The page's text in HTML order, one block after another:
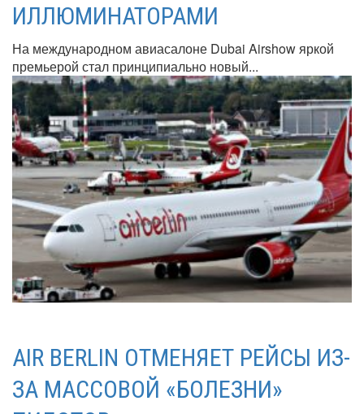
ИЛЛЮМИНАТОРАМИ
На международном авиасалоне Dubai Airshow яркой
премьерой стал принципиально новый...
AIR BERLIN ОТМЕНЯЕТ РЕЙСЫ ИЗ-
ЗА МАССОВОЙ «БОЛЕЗНИ»